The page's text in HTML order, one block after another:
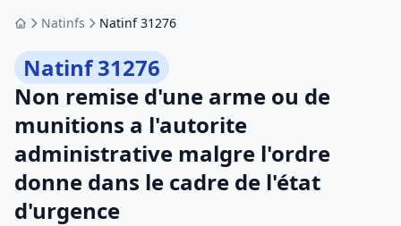
AccueilNatinfs Natinf 31276
Natinf 31276
Non remise d'une arme ou de
munitions a l'autorite
administrative malgre l'ordre
donne dans le cadre de l'état
d'urgence